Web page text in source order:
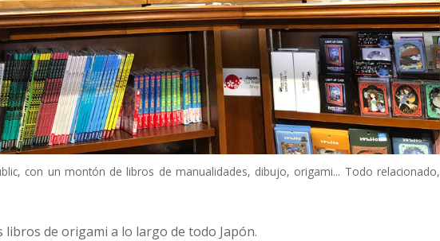
con un montón de libros de manualidades, dibujo, origami... Todo relacionado,
libros de origami a lo largo de todo Japón.